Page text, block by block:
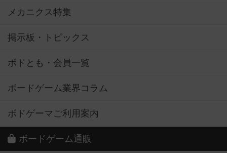
メカニクス特集
掲示板・トピックス
ボドとも・会員一覧
ボードゲーム業界コラム
ボドゲーマご利用案内
ボードゲーム通販